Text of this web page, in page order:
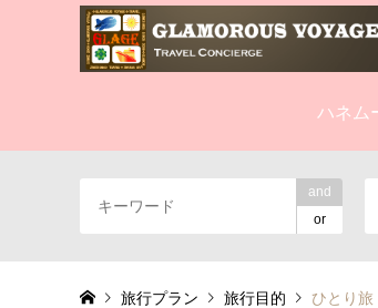
ハネム
and
or
旅行プラン 旅行目的 ひとり旅